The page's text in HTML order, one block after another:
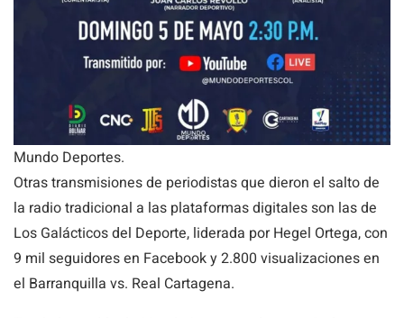
Mundo Deportes.
Otras transmisiones de periodistas que dieron el salto de
la radio tradicional a las plataformas digitales son las de
Los Galácticos del Deporte, liderada por Hegel Ortega, con
9 mil seguidores en Facebook y 2.800 visualizaciones en
el Barranquilla vs. Real Cartagena.